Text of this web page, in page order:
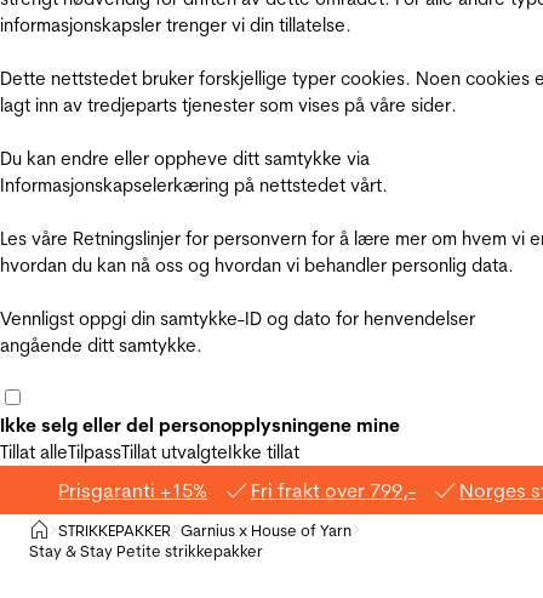
informasjonskapsler trenger vi din tillatelse.
Dette nettstedet bruker forskjellige typer cookies. Noen cookies
lagt inn av tredjeparts tjenester som vises på våre sider.
Du kan endre eller oppheve ditt samtykke via
Informasjonskapselerkæring på nettstedet vårt.
Les våre Retningslinjer for personvern for å lære mer om hvem vi
hvordan du kan nå oss og hvordan vi behandler personlig data.
Vennligst oppgi din samtykke-ID og dato for henvendelser
angående ditt samtykke.
Ikke selg eller del personopplysningene mine
Tillat alleTilpassTillat utvalgteIkke tillat
Prisgaranti +15% Fri frakt over 799,- Norges
Hjem
>STRIKKEPAKKER >Garnius x House of Yarn
Stay & Stay Petite strikkepakker